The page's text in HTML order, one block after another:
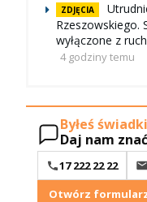
ZDJĘCIA
Rzeszowskiego.
wyłączone z
4 godziny temu
Byłeś
Daj nam
17 222 22 22
Otwórz